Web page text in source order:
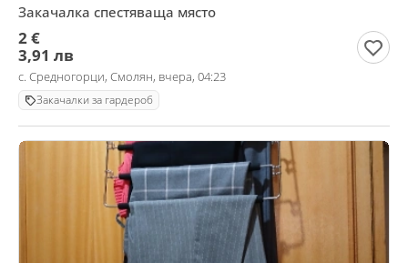
Закачалка спестяваща място
2 €
3,91 лв
с. Средногорци, Смолян, вчера, 04:23
Закачалки за гардероб